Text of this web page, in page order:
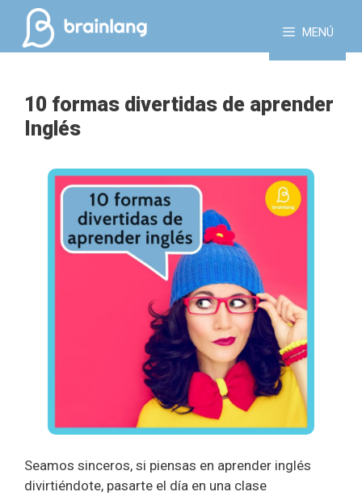
Saltar
contenido
MENÚ
10 formas divertidas de aprender
Inglés
Seamos sinceros, si piensas en aprender inglés
divirtiéndote, pasarte el día en una clase